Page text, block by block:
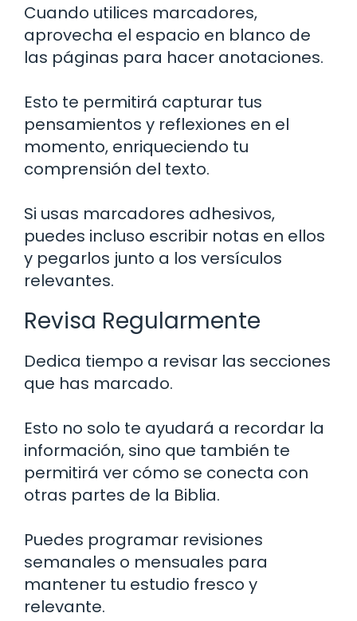
Cuando utilices marcadores,
aprovecha el espacio en blanco de
las páginas para hacer anotaciones.
Esto te permitirá capturar tus
pensamientos y reflexiones en el
momento, enriqueciendo tu
comprensión del texto.
Si usas marcadores adhesivos,
puedes incluso escribir notas en ellos
y pegarlos junto a los versículos
relevantes.
Revisa Regularmente
Dedica tiempo a revisar las secciones
que has marcado.
Esto no solo te ayudará a recordar la
información, sino que también te
permitirá ver cómo se conecta con
otras partes de la Biblia.
Puedes programar revisiones
semanales o mensuales para
mantener tu estudio fresco y
relevante.